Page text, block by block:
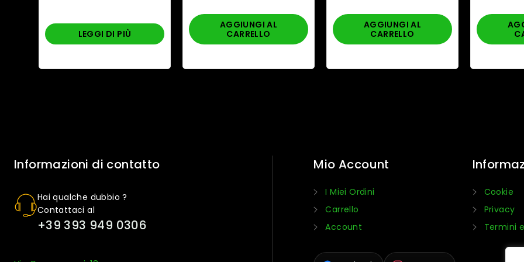
LEGGI DI PIÙ
AGGIUNGI AL
CARRELLO
originale
era:
prezzo
attuale
AGGIUNGI AL
CARRELLO
Informazioni di contatto
Hai qualche dubbio ?
Contattaci al
+39 393 949 0306
Mio Account
I Miei Ordini
Carrello
Account
Cookie
Privacy
Termini